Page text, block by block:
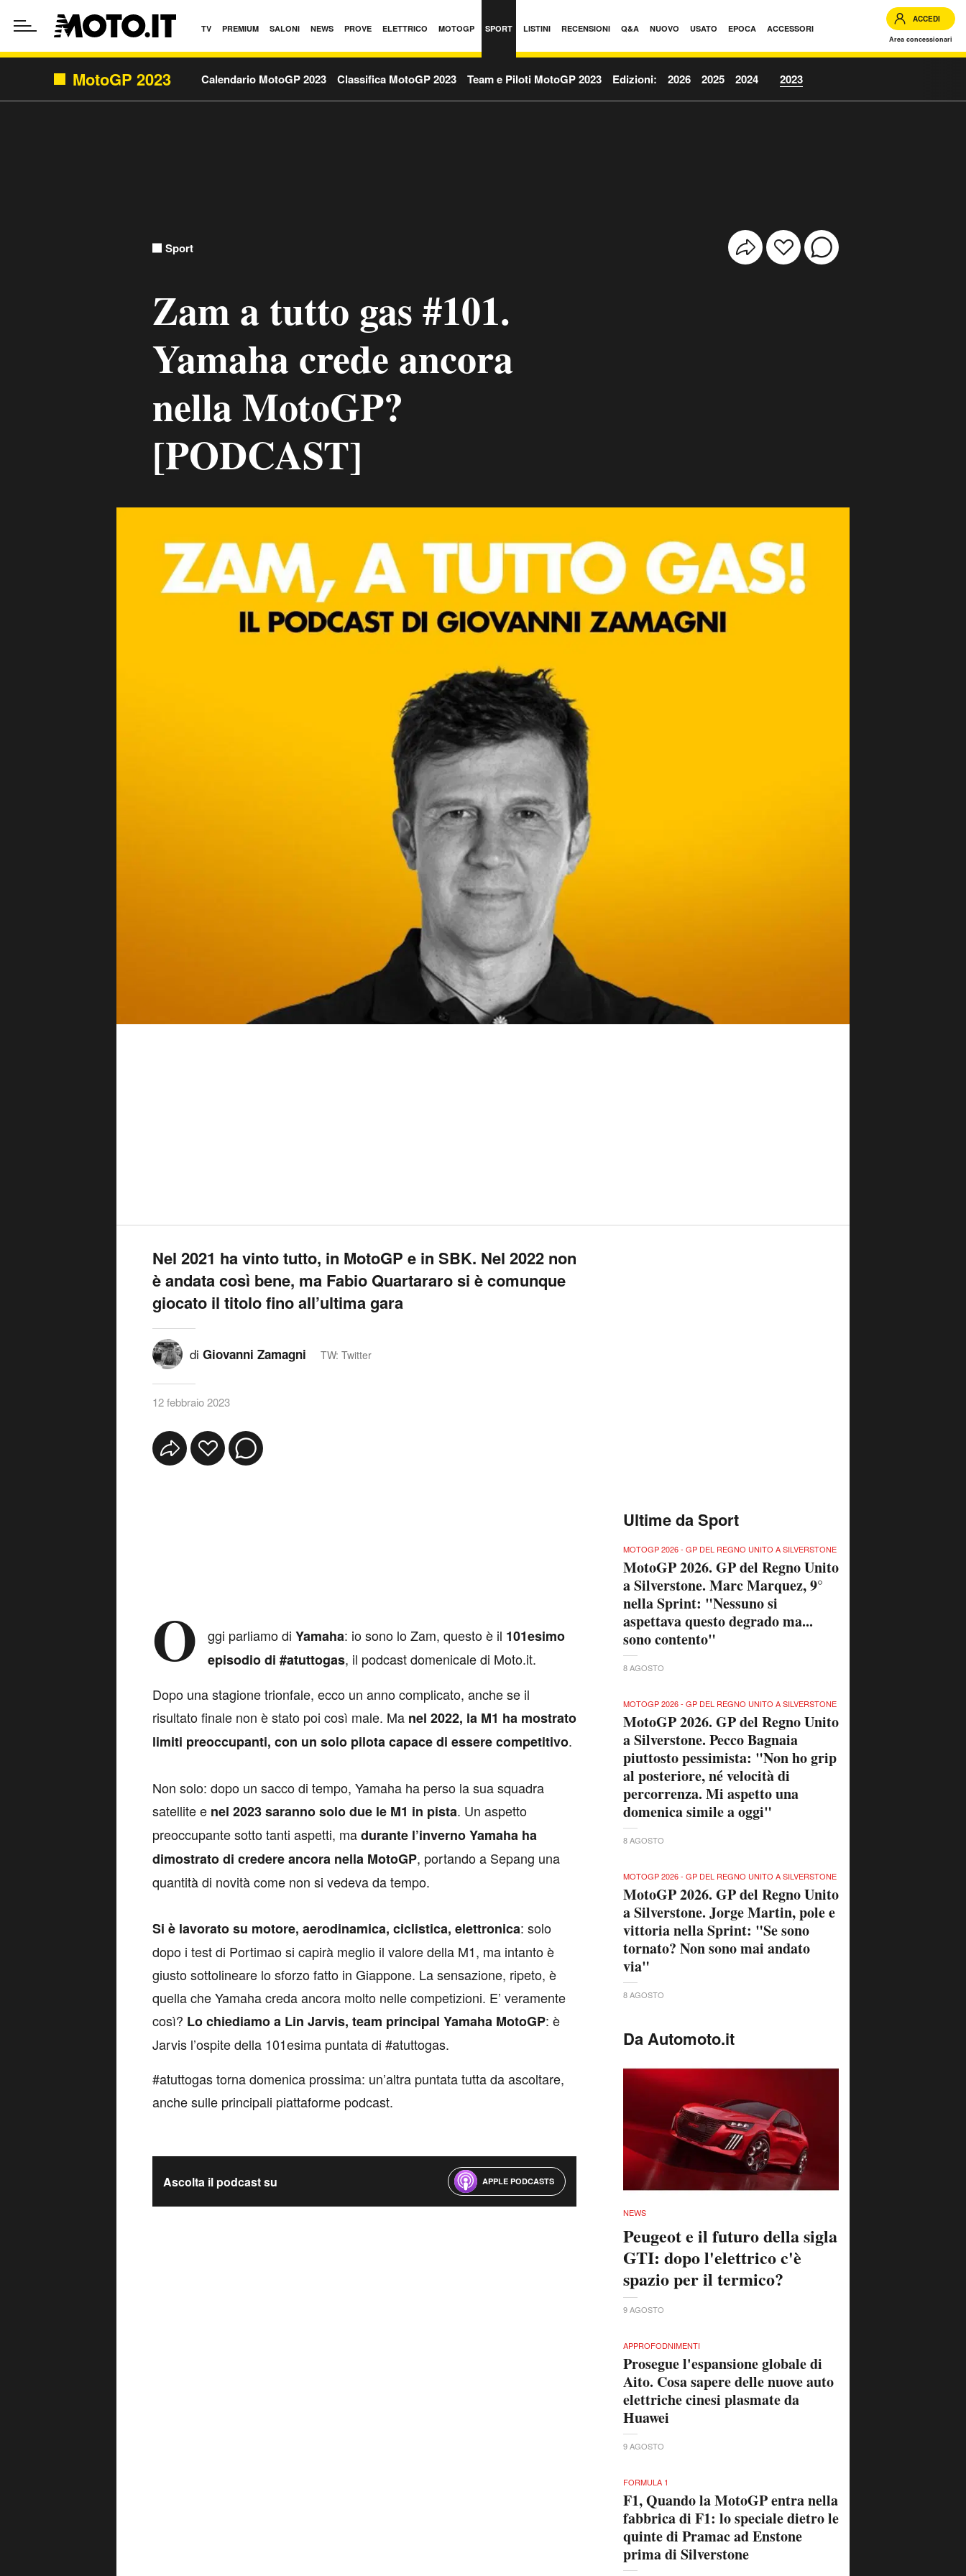
TV PREMIUM SALONI NEWS PROVE ELETTRICO MOTOGP SPORT LISTINI RECENSIONI Q&A NUOVO USATO EPOCA ACCESSORI
ACCEDI
Area concessionari
MotoGP 2023 Calendario MotoGP 2023 Classifica MotoGP 2023 Team e Piloti MotoGP 2023 Edizioni: 2026 2025 2024 2023
Sport
Zam a tutto gas #101.
Yamaha crede ancora
nella MotoGP?
[PODCAST]
Nel 2021 ha vinto tutto, in MotoGP e in SBK. Nel 2022 non
è andata così bene, ma Fabio Quartararo si è comunque
giocato il titolo fino all’ultima gara
di Giovanni Zamagni TW: Twitter
12 febbraio 2023
O ggi parliamo di Yamaha: io sono lo Zam, questo è il 101esimo
episodio di #atuttogas, il podcast domenicale di Moto.it.
Dopo una stagione trionfale, ecco un anno complicato, anche se il
risultato finale non è stato poi così male. Ma nel 2022, la M1 ha mostrato
limiti preoccupanti, con un solo pilota capace di essere competitivo.
Non solo: dopo un sacco di tempo, Yamaha ha perso la sua squadra
satellite e nel 2023 saranno solo due le M1 in pista. Un aspetto
preoccupante sotto tanti aspetti, madurante l’inverno Yamaha ha
dimostrato di credere ancora nella MotoGP, portando a Sepang una
quantità di novità come non si vedeva da tempo.
Si è lavorato su motore, aerodinamica, ciclistica, elettronica: solo
dopo i test di Portimao si capirà meglio il valore della M1, ma intanto è
giusto sottolineare lo sforzo fatto in Giappone. La sensazione, ripeto, è
quella che Yamaha creda ancora molto nelle competizioni. E’ veramente
così? Lo chiediamo a Lin Jarvis, team principal Yamaha MotoGP: è
Jarvis l’ospite della 101esima puntata di #atuttogas.
#atuttogas torna domenica prossima: un’altra puntata tutta da ascoltare,
anche sulle principali piattaforme podcast.
Ascolta il podcast su APPLE PODCASTS
Ultime da Sport
MOTOGP 2026 - GP DEL REGNO UNITO A SILVERSTONE
MotoGP 2026. GP del Regno Unito
a Silverstone. Marc Marquez, 9°
nella Sprint: "Nessuno si
aspettava questo degrado ma...
sono contento"
8 AGOSTO
MOTOGP 2026 - GP DEL REGNO UNITO A SILVERSTONE
MotoGP 2026. GP del Regno Unito
a Silverstone. Pecco Bagnaia
piuttosto pessimista: "Non ho grip
al posteriore, né velocità di
percorrenza. Mi aspetto una
domenica simile a oggi"
8 AGOSTO
MOTOGP 2026 - GP DEL REGNO UNITO A SILVERSTONE
MotoGP 2026. GP del Regno Unito
a Silverstone. Jorge Martin, pole e
vittoria nella Sprint: "Se sono
tornato? Non sono mai andato
via"
8 AGOSTO
Da Automoto.it
NEWS
Peugeot e il futuro della sigla
GTI: dopo l'elettrico c'è
spazio per il termico?
9 AGOSTO
APPROFODNIMENTI
Prosegue l'espansione globale di
Aito. Cosa sapere delle nuove auto
elettriche cinesi plasmate da
Huawei
9 AGOSTO
FORMULA 1
F1, Quando la MotoGP entra nella
fabbrica di F1: lo speciale dietro le
quinte di Pramac ad Enstone
prima di Silverstone